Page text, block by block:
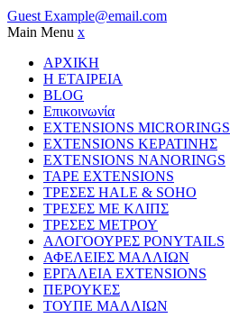
Guest Example@email.com
Main Menu x
ΑΡΧΙΚΗ
Η ΕΤΑΙΡΕΙΑ
BLOG
Επικοινωνία
EXTENSIONS MICRORINGS
EXTENSIONS ΚΕΡΑΤΙΝΗΣ
EXTENSIONS NANORINGS
TAPE EXTENSIONS
ΤΡΕΣΕΣ HALE & SOHO
ΤΡΕΣΕΣ ΜΕ ΚΛΙΠΣ
ΤΡΕΣΕΣ ΜΕΤΡΟΥ
ΑΛΟΓΟΟΥΡΕΣ PONYTAILS
ΑΦΕΛΕΙΕΣ ΜΑΛΛΙΩΝ
ΕΡΓΑΛΕΙΑ EXTENSIONS
ΠΕΡΟΥΚΕΣ
ΤΟΥΠΕ ΜΑΛΛΙΩΝ